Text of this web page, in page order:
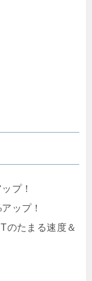
プ！
ップ！
のたまる速度＆